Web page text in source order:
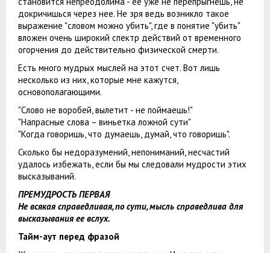
докричишься через нее. Не зря ведь возникло такое
выражение "словом можно убить", где в понятие "убить"
вложен очень широкий спектр действий от временного
огорчения до действительно физической смерти.
Есть много мудрых мыслей на этот счет. Вот лишь
несколько из них, которые мне кажутся,
основополагающими.
"Слово не воробей, вылетит - не поймаешь!"
"Напрасные слова – виньетка ложной сути"
"Когда говоришь, что думаешь, думай, что говоришь".
Сколько бы недоразумений, непониманий, несчастий
удалось избежать, если бы мы следовали мудрости этих
высказываний.
ПРЕМУДРОСТЬ ПЕРВАЯ
Не всякая справедливая, по сути, мысль справедлива для
высказывания ее вслух.
Тайм-аут перед фразой